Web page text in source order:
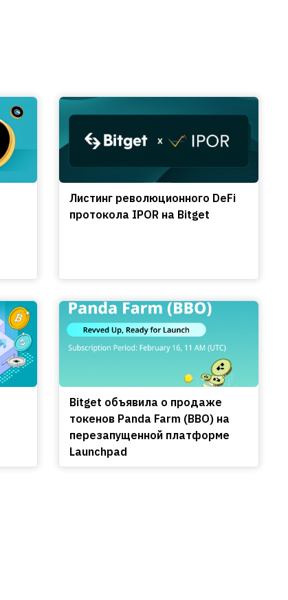
Листинг революционного DeFi
протокола IPOR на Bitget
Bitget объявила о продаже
токенов Panda Farm (BBO) на
перезапущенной платформе
Launchpad